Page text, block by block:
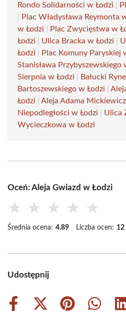
Rondo Solidarności w Łodzi
Plac Władysława Reymonta
w Łodzi
Plac Zwycięstwa w
Łodzi
Ulica Bracka w Łodzi
Łodzi
Plac Komuny Paryskiej
Stanisława Przybyszewskiego
Sierpnia w Łodzi
Bałucki
Bartoszewskiego w Łodzi
Łodzi
Aleja Adama
Niepodległości w Łodzi
Ulica
Wycieczkowa w Łodzi
Oceń: Aleja Gwiazd w Łodzi
★ ★ ★ ★ ★
Średnia ocena: 4.89 Liczba ocen: 12
Udostępnij
Share
Share
Share
Share